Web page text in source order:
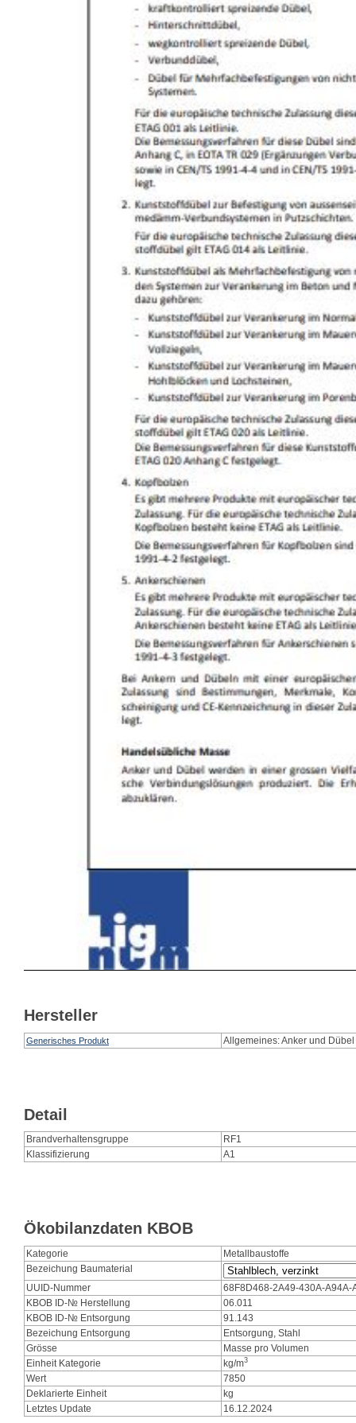
Hersteller
Generisches Produkt Allgemeines: Anker und Dübel
Detail
Brandverhaltensgruppe
RF1
Klassifizierung
A1
Ökobilanzdaten KBOB
Kategorie
Metallbaustoffe
Bezeichung Baumaterial
UUID-Nummer
68F8D468-2A49-430A-A94A-
KBOB ID-№ Herstellung
06.011
KBOB ID-№ Entsorgung
91.143
Bezeichung Entsorgung
Entsorgung, Stahl
Grösse
Masse pro Volumen
Einheit Kategorie
kg/m3
Wert
7850
Deklarierte Einheit
kg
Letztes Update
16.12.2024